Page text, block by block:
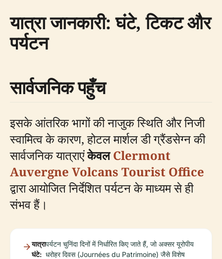
यात्रा जानकारी: घंटे, टिकट और
पर्यटन
सार्वजनिक पहुँच
इसके आंतरिक भागों की नाजुक स्थिति और निजी
स्वामित्व के कारण, होटल मार्शल डी ग्रैंडसेग्न की
सार्वजनिक यात्राएंकेवलClermont
Auvergne Volcans Tourist Office
द्वारा आयोजित निर्देशित पर्यटन के माध्यम से ही
संभव हैं।
यात्रा
घंटे:
पर्यटन चुनिंदा दिनों में निर्धारित किए जाते हैं, जो अक्सर यूरोपीय
धरोहर दिवस (Journées du Patrimoine) जैसे विशेष